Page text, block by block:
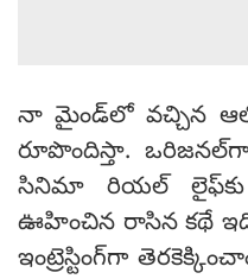
నా మైండ్‌లో వచ్చిన
రూపొందిస్తా.
సినిమా రియల్‌ లైఫ్‌కు
ఊహించిన రాసిన కథే
ఇంట్రెస్టింగ్‌గా